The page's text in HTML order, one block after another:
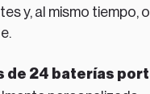
y, al mismo tiempo,
de 24 baterías